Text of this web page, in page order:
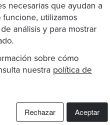
necesarias que ayudan a
utilizamos
análisis y para mostrar
sobre cómo
nuestra política de
Aceptar
Rechazar
software bien
a los/as
a través de la formación,
a las empresas a mejorar en la